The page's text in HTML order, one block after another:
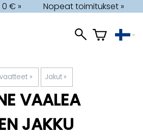
€ » Nopeat toimitukset »
‪» Jakut ‪»
VAALEA
JAKKU